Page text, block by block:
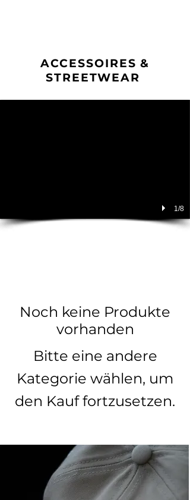
ACCESSOIRES &
STREETWEAR
1/8
Noch keine Produkte
vorhanden
Bitte eine andere
Kategorie wählen, um
den Kauf fortzusetzen.